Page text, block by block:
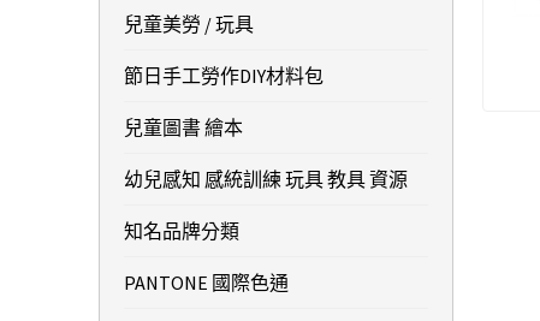
兒童美勞 / 玩具
節日手工勞作DIY材料包
兒童圖書 繪本
幼兒感知 感統訓練 玩具 教具 資源
知名品牌分類
PANTONE 國際色通